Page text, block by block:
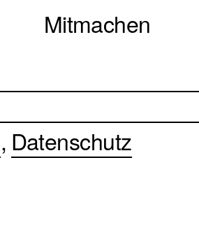
Mitmachen
Datenschutz